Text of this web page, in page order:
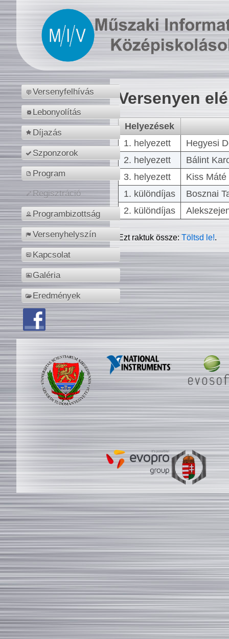
Versenyfelhívás
Lebonyolítás
Díjazás
Szponzorok
Program
Regisztráció
Programbizottság
Versenyhelyszín
Kapcsolat
Galéria
Eredmények
Versenyen
Helyezések
1. helyezett
Hegyesi
2. helyezett
Bálint
3. helyezett
Kiss
1. különdíjas
Bosznai
2. különdíjas
Ezt raktuk össze:Töltsd le!.